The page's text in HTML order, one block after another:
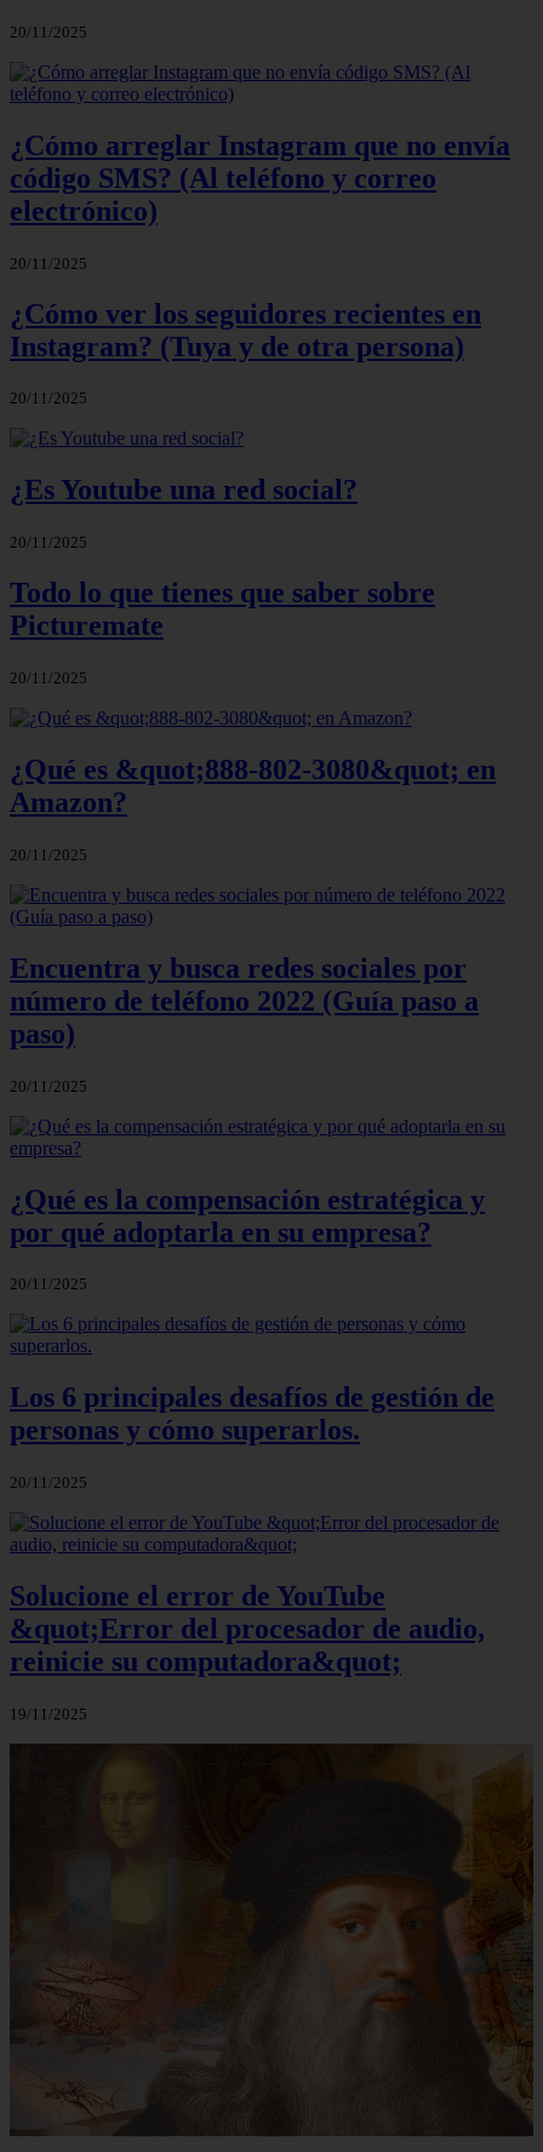
20/11/2025
¿Cómo arreglar Instagram que no envía
código SMS? (Al teléfono y correo
electrónico)
20/11/2025
¿Cómo ver los seguidores recientes en
Instagram? (Tuya y de otra persona)
20/11/2025
¿Es Youtube una red social?
20/11/2025
Todo lo que tienes que saber sobre
Picturemate
20/11/2025
¿Qué es &quot;888-802-3080&quot; en
Amazon?
20/11/2025
Encuentra y busca redes sociales por
número de teléfono 2022 (Guía paso a
paso)
20/11/2025
¿Qué es la compensación estratégica y
por qué adoptarla en su empresa?
20/11/2025
Los 6 principales desafíos de gestión de
personas y cómo superarlos.
20/11/2025
Solucione el error de YouTube
&quot;Error del procesador de audio,
reinicie su computadora&quot;
19/11/2025